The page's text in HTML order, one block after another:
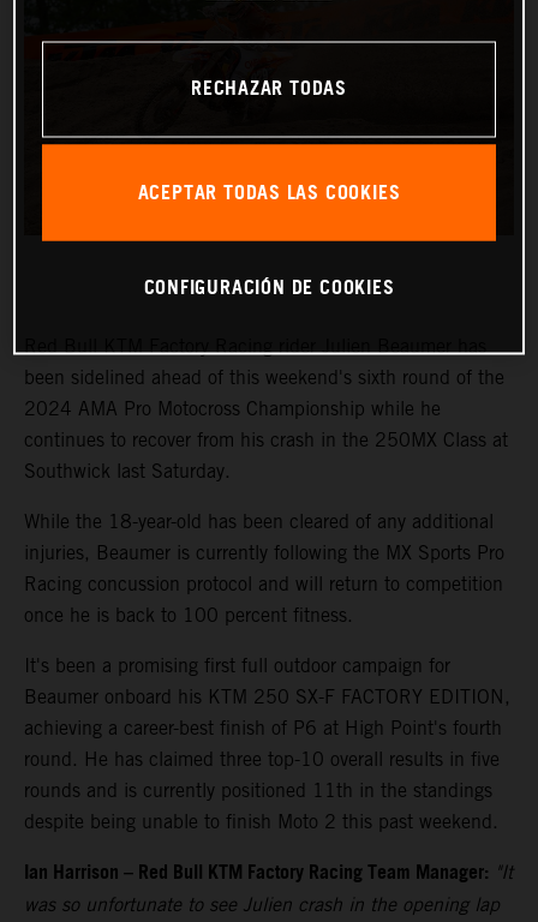
been sidelined ahead of this weekend's sixth round of the
2024 AMA Pro Motocross Championship while he
continues to recover from his crash in the 250MX Class at
Southwick last Saturday.
While the 18-year-old has been cleared of any additional
injuries, Beaumer is currently following the MX Sports Pro
Racing concussion protocol and will return to competition
once he is back to 100 percent fitness.
It's been a promising first full outdoor campaign for
Beaumer onboard his KTM 250 SX-F FACTORY EDITION,
achieving a career-best finish of P6 at High Point's fourth
round. He has claimed three top-10 overall results in five
rounds and is currently positioned 11th in the standings
despite being unable to finish Moto 2 this past weekend.
Ian Harrison – Red Bull KTM Factory Racing Team Manager: "It
was so unfortunate to see Julien crash in the opening lap
RECHAZAR TODAS
ACEPTAR TODAS LAS COOKIES
CONFIGURACIÓN DE COOKIES